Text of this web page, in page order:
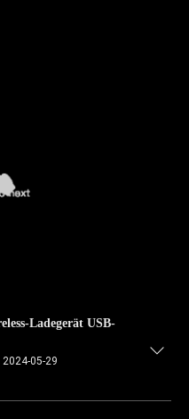
Ladegerät USB-
2024-05-29